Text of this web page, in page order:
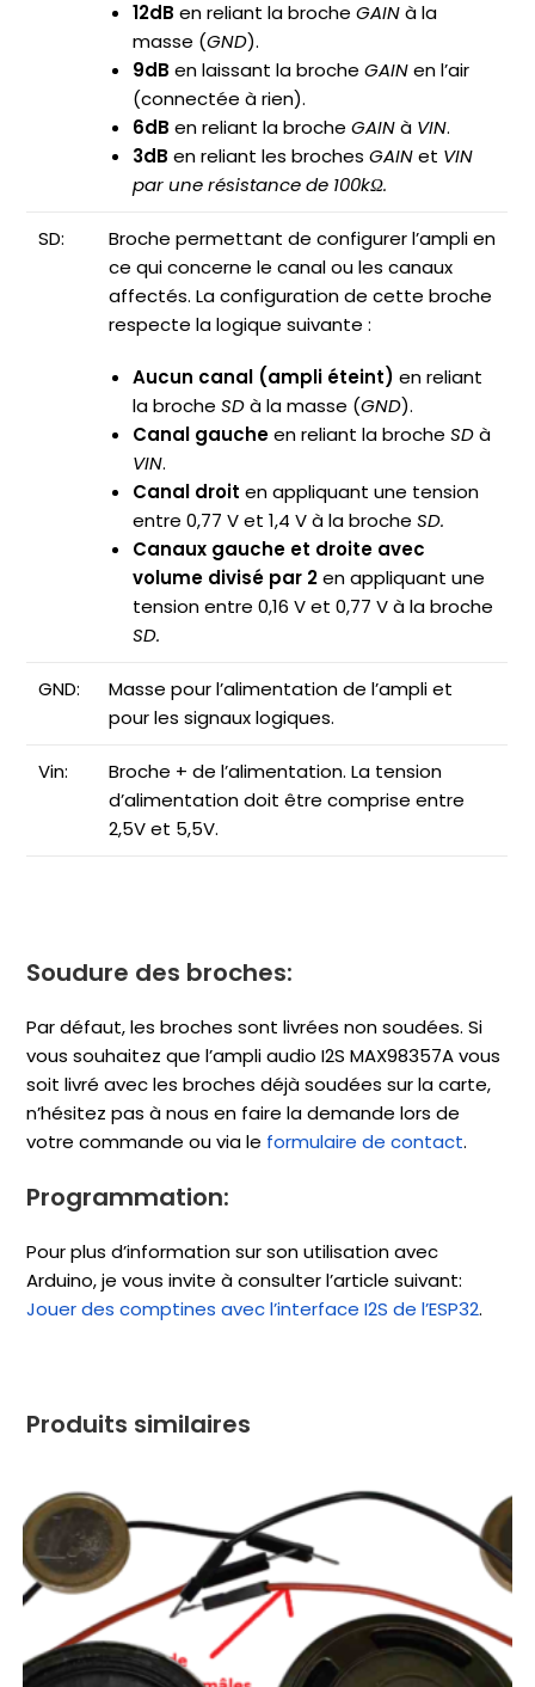
12dB en reliant la brocheGAINà la
masse (GND).
9dB en laissant la brocheGAINen l’air
(connectée à rien).
6dB en reliant la brocheGAINà VIN.
3dB en reliant les brochesGAINet VIN
par une résistance de 100kΩ.
SD:
Broche permettant de configurer l’ampli en
ce qui concerne le canal ou les canaux
affectés. La configuration de cette broche
respecte la logique suivante :
Aucun canal (ampli éteint) en reliant
la brocheSDà la masse (GND).
Canal gaucheen reliant la brocheSDà
VIN.
Canal droit en appliquant une tension
entre 0,77 V et 1,4 V à la brocheSD.
Canaux gauche et droite avec
volume divisé par 2en appliquant une
tension entre 0,16 V et 0,77 V à la broche
SD.
GND:
Masse pour l’alimentation de l’ampli et
pour les signaux logiques.
Vin:
Broche + de l’alimentation. La tension
d’alimentation doit être comprise entre
2,5V et 5,5V.
Soudure des broches:
Par défaut, les broches sont livrées non soudées. Si
vous souhaitez que l’ampli audio I2S MAX98357A vous
soit livré avec les broches déjà soudées sur la carte,
n’hésitez pas à nous en faire la demande lors de
votre commande ou via le formulaire de contact.
Programmation:
Pour plus d’information sur son utilisation avec
Arduino, je vous invite à consulter l’article suivant:
Jouer des comptines avec l’interface I2S de l’ESP32.
Produits similaires